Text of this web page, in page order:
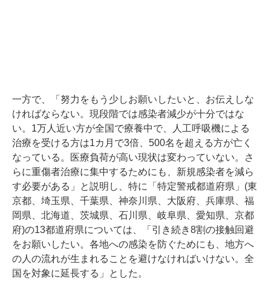
一方で、「努力をもう少しお願いしたいと、お伝えしな
ければならない。現段階では感染者減少が十分ではな
い。1万人近い方が全国で療養中で、人工呼吸機による
治療を受ける方は1カ月で3倍、500名を超える方が亡く
なっている。医療負荷が高い現状は変わっていない。さ
らに重傷者治療に集中するためにも、新規感染者を減ら
す必要がある」と説明し、特に「特定警戒都道府県」(東
京都、埼玉県、千葉県、神奈川県、大阪府、兵庫県、福
岡県、北海道、茨城県、石川県、岐阜県、愛知県、京都
府)の13都道府県については、「引き続き8割の接触回避
をお願いしたい。各地への感染を防ぐためにも、地方へ
の人の流れが生まれることを避けなければいけない。全
国を対象に延長する」とした。